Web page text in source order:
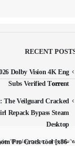
RECENT
Dolby Vision 4K Eng
Subs Verified T𝐨𝐫𝐫𝐞nt
The Veilguard Cracked
Repack Bypass Steam
Desktop
Pro Crack tool [x86-